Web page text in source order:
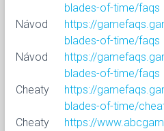
blades-of-time/faqs
Návod
https://
blades-of-time/faqs
Návod
https://
blades-of-time/faqs
Cheaty
https://
blades-of-time/
Cheaty
https://